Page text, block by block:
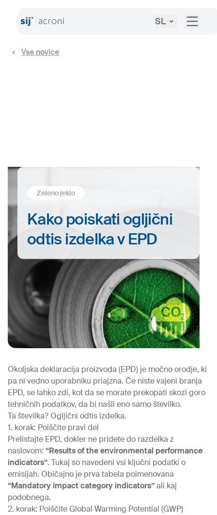
SL
Vse novice
Zeleno jeklo
Kako poiskati ogljični
odtis izdelka v EPD
Okoljska deklaracija proizvoda (EPD) je močno orodje, ki
pa ni vedno uporabniku priajzna. Če niste vajeni branja
EPD, se lahko zdi, kot da se morate prekopati skozi goro
tehničnih podatkov, da bi našli eno samo številko.
Ta številka? Ogljični odtis izdelka.
1. korak: Poiščite pravi del
Prelistajte EPD, dokler ne pridete do razdelka z
naslovom: “Results of the environmental performance
indicators”. Tukaj so navedeni vsi ključni podatki o
emisijah. Običajno je prva tabela poimenovana
“Mandatory impact category indicators”ali kaj
podobnega.
2. korak: Poiščite Global Warming Potential (GWP)